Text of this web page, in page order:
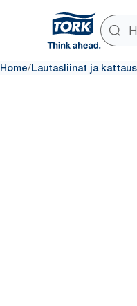
Home/Lautasliinat ja kattaus